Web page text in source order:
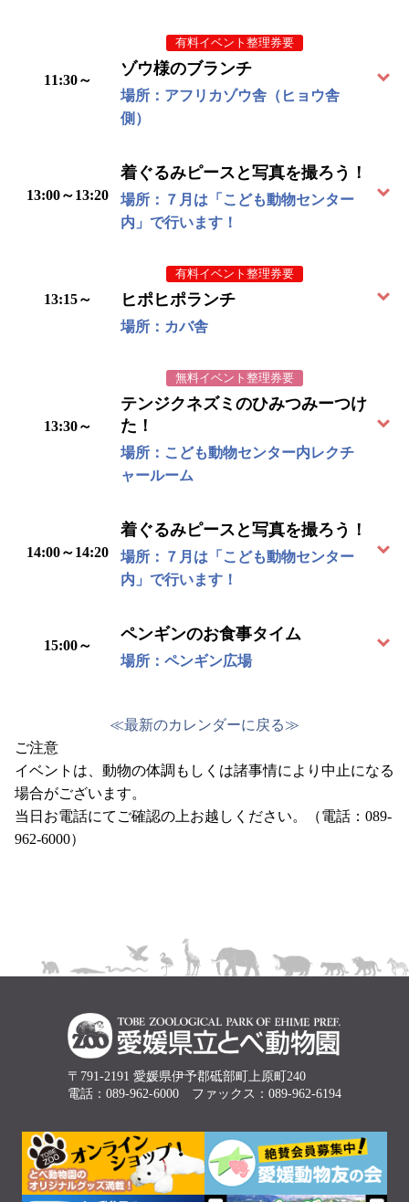
11:30～
有料イベント整理券要
ゾウ様のブランチ
場所：アフリカゾウ舎（ヒョウ舎
側）
13:00～13:20
着ぐるみピースと写真を撮ろう！
場所：７月は「こども動物センター
内」で行います！
13:15～
有料イベント整理券要
ヒポヒポランチ
場所：カバ舎
13:30～
無料イベント整理券要
テンジクネズミのひみつみーつけ
た！
場所：こども動物センター内レクチ
ャールーム
14:00～14:20
着ぐるみピースと写真を撮ろう！
場所：７月は「こども動物センター
内」で行います！
15:00～
ペンギンのお食事タイム
場所：ペンギン広場
≪最新のカレンダーに戻る≫
ご注意
イベントは、動物の体調もしくは諸事情により中止になる
場合がございます。
当日お電話にてご確認の上お越しください。（電話：089-
962-6000）
〒791-2191 愛媛県伊予郡砥部町上原町240
電話：089-962-6000 ファックス：089-962-6194